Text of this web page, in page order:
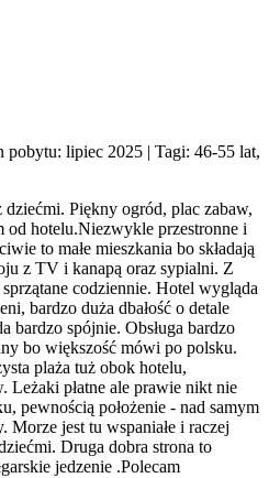
pobytu: lipiec 2025 | Tagi: 46-55 lat,
dziećmi. Piękny ogród, plac zabaw,
od hotelu.Niezwykle przestronne i
to małe mieszkania bo składają
z TV i kanapą oraz sypialni. Z
codziennie. Hotel wygląda
bardzo duża dbałość o detale
bardzo spójnie. Obsługa bardzo
bo większość mówi po polsku.
plaża tuż obok hotelu,
Leżaki płatne ale prawie nikt nie
pewnością położenie - nad samym
jest tu wspaniałe i raczej
Druga dobra strona to
jedzenie .Polecam